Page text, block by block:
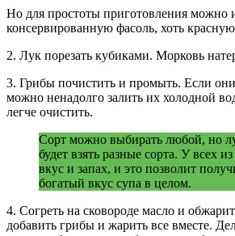
Но для простоты приготовления можно
консервированную фасоль, хоть
2. Лук порезать кубиками. Морковь
3. Грибы почистить и промыть. Если
можно ненадолго залить их холодной
легче очистить.
Сорт можно выбирать любой, но
будет взять разные сорта. У всех
вкус и запах, и это позволит
богатый вкус супа в целом.
4. Согреть на сковороде масло и
добавить грибы и жарить все вместе.